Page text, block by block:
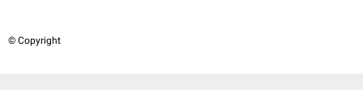
© Copyright